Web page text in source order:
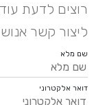
רוצים לדעת
ליצור קשר
שם מלא
דואר אלקטרוני